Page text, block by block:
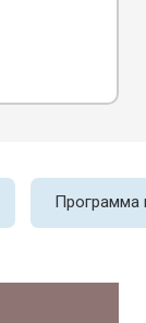
Программа